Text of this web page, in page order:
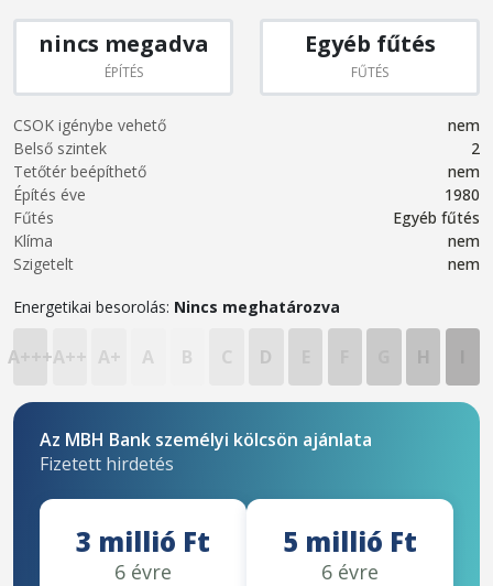
nincs megadva
ÉPÍTÉS
Egyéb fűtés
FŰTÉS
CSOK igénybe vehető
nem
Belső szintek
2
Tetőtér beépíthető
nem
Építés éve
1980
Fűtés
Egyéb fűtés
Klíma
nem
Szigetelt
nem
Energetikai besorolás: Nincs meghatározva
A+++A++ A+ A B C D
Az MBH Bank személyi kölcsön ajánlata
Fizetett hirdetés
3 millió Ft
6 évre
5 millió Ft
6 évre